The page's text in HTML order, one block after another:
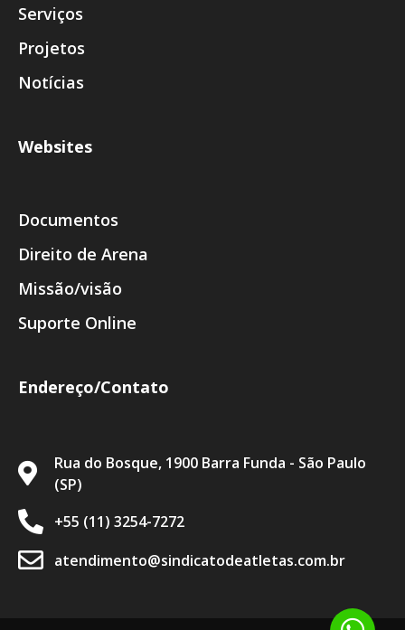
Serviços
Projetos
Notícias
Websites
Documentos
Direito de Arena
Missão/visão
Suporte Online
Endereço/Contato
Rua do Bosque, 1900 Barra Funda - São Paulo
(SP)
+55 (11) 3254-7272
atendimento@sindicatodeatletas.com.br